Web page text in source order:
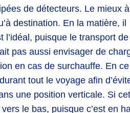
de détecteurs. Le mieux à
destination. En la matière, il
l’idéal, puisque le transport de
pas aussi envisager de
en cas de surchauffe. En
tout le voyage afin
une position verticale. Si
le bas, puisque c’est en